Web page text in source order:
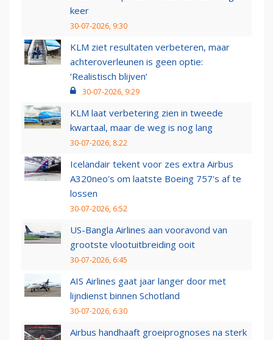
keer
30-07-2026, 9:30
KLM ziet resultaten verbeteren, maar
achteroverleunen is geen optie:
‘Realistisch blijven’
30-07-2026, 9:29
KLM laat verbetering zien in tweede
kwartaal, maar de weg is nog lang
30-07-2026, 8:22
Icelandair tekent voor zes extra Airbus
A320neo's om laatste Boeing 757's af te
lossen
30-07-2026, 6:52
US-Bangla Airlines aan vooravond van
grootste vlootuitbreiding ooit
30-07-2026, 6:45
AIS Airlines gaat jaar langer door met
lijndienst binnen Schotland
30-07-2026, 6:30
Airbus handhaaft groeiprognoses na sterk